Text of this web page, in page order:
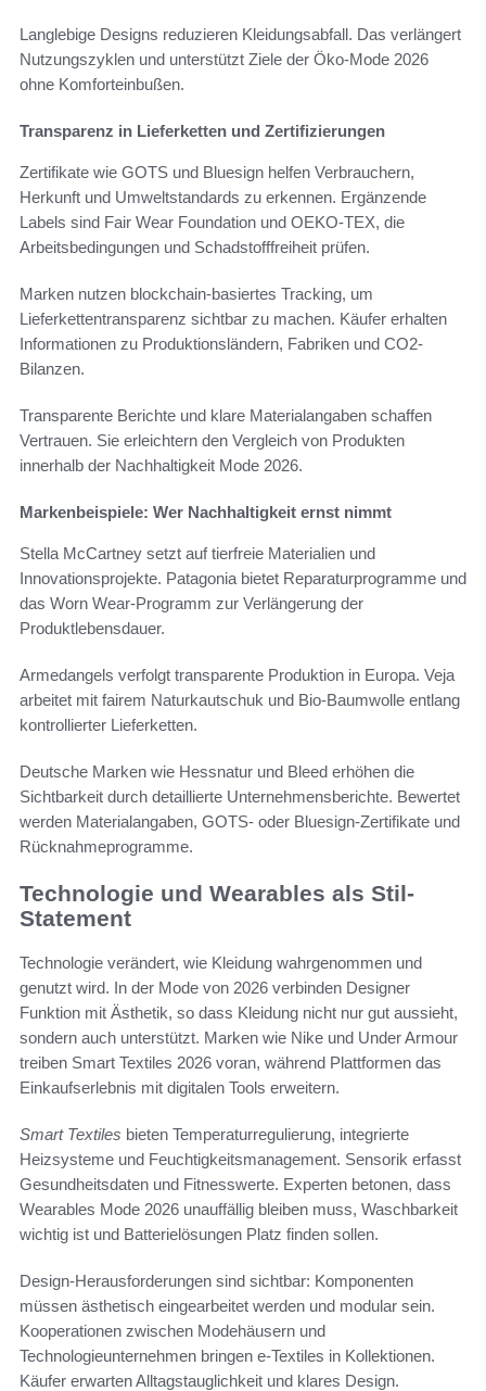
Langlebige Designs reduzieren Kleidungsabfall. Das verlängert
Nutzungszyklen und unterstützt Ziele der Öko-Mode 2026
ohne Komforteinbußen.
Transparenz in Lieferketten und Zertifizierungen
Zertifikate wie GOTS und Bluesign helfen Verbrauchern,
Herkunft und Umweltstandards zu erkennen. Ergänzende
Labels sind Fair Wear Foundation und OEKO-TEX, die
Arbeitsbedingungen und Schadstofffreiheit prüfen.
Marken nutzen blockchain-basiertes Tracking, um
Lieferkettentransparenz sichtbar zu machen. Käufer erhalten
Informationen zu Produktionsländern, Fabriken und CO2-
Bilanzen.
Transparente Berichte und klare Materialangaben schaffen
Vertrauen. Sie erleichtern den Vergleich von Produkten
innerhalb der Nachhaltigkeit Mode 2026.
Markenbeispiele: Wer Nachhaltigkeit ernst nimmt
Stella McCartney setzt auf tierfreie Materialien und
Innovationsprojekte. Patagonia bietet Reparaturprogramme und
das Worn Wear-Programm zur Verlängerung der
Produktlebensdauer.
Armedangels verfolgt transparente Produktion in Europa. Veja
arbeitet mit fairem Naturkautschuk und Bio-Baumwolle entlang
kontrollierter Lieferketten.
Deutsche Marken wie Hessnatur und Bleed erhöhen die
Sichtbarkeit durch detaillierte Unternehmensberichte. Bewertet
werden Materialangaben, GOTS- oder Bluesign-Zertifikate und
Rücknahmeprogramme.
Technologie und Wearables als Stil-
Statement
Technologie verändert, wie Kleidung wahrgenommen und
genutzt wird. In der Mode von 2026 verbinden Designer
Funktion mit Ästhetik, so dass Kleidung nicht nur gut aussieht,
sondern auch unterstützt. Marken wie Nike und Under Armour
treiben Smart Textiles 2026 voran, während Plattformen das
Einkaufserlebnis mit digitalen Tools erweitern.
Smart Textiles bieten Temperaturregulierung, integrierte
Heizsysteme und Feuchtigkeitsmanagement. Sensorik erfasst
Gesundheitsdaten und Fitnesswerte. Experten betonen, dass
Wearables Mode 2026 unauffällig bleiben muss, Waschbarkeit
wichtig ist und Batterielösungen Platz finden sollen.
Design-Herausforderungen sind sichtbar: Komponenten
müssen ästhetisch eingearbeitet werden und modular sein.
Kooperationen zwischen Modehäusern und
Technologieunternehmen bringen e-Textiles in Kollektionen.
Käufer erwarten Alltagstauglichkeit und klares Design.